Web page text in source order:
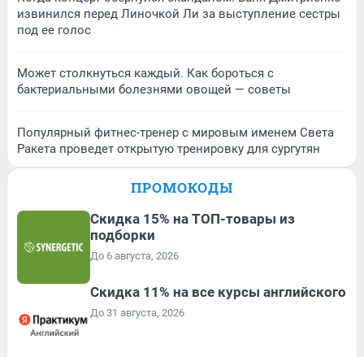
извинился перед Линочкой Ли за выступление сестры
под ее голос
Может столкнуться каждый. Как бороться с
бактериальными болезнями овощей — советы
Популярный фитнес-тренер с мировым именем Света
Ракета проведет открытую тренировку для сургутян
ПРОМОКОДЫ
Скидка 15% на ТОП-товары из
подборки
До 6 августа, 2026
Скидка 11% на все курсы английского
До 31 августа, 2026